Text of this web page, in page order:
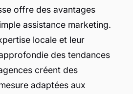
offre des avantages
assistance marketing.
locale et leur
des tendances
créent des
adaptées aux